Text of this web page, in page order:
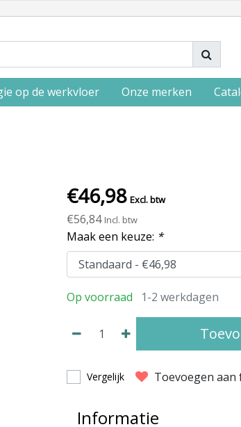
op de werkvloer Onze merken
€46,98 Excl. btw
€56,84 Incl. btw
Maak een keuze: *
Op voorraad 1-2 werkdagen
Vergelijk Toevoegen aan
Informatie